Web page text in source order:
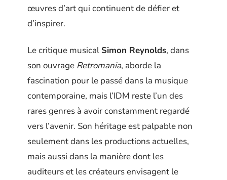
œuvres d’art qui continuent de défier et
d’inspirer.
Le critique musical Simon Reynolds, dans
son ouvrage Retromania, aborde la
fascination pour le passé dans la musique
contemporaine, mais l’IDM reste l’un des
rares genres à avoir constamment regardé
vers l’avenir. Son héritage est palpable non
seulement dans les productions actuelles,
mais aussi dans la manière dont les
auditeurs et les créateurs envisagent le